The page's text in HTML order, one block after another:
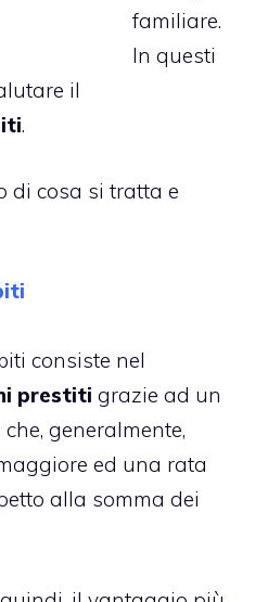
familiare.
In questi
il
.
di cosa si tratta e
consiste nel
prestiti grazie ad un
che, generalmente,
ed una rata
alla somma dei